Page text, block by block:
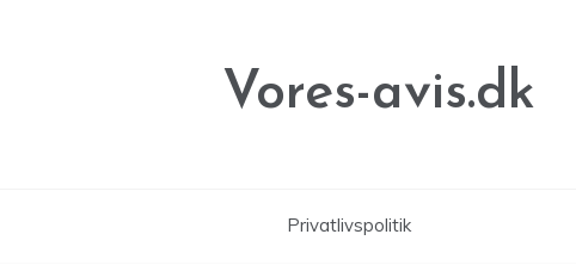
Vores-avis.dk
Privatlivspolitik